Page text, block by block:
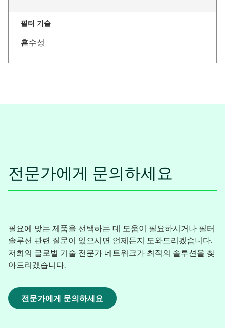
필터 기술
흡수성
전문가에게 문의하세요
필요에 맞는 제품을 선택하는 데 도움이 필요하시거나 필터
솔루션 관련 질문이 있으시면 언제든지 도와드리겠습니다.
저희의 글로벌 기술 전문가 네트워크가 최적의 솔루션을 찾
아드리겠습니다.
전문가에게 문의하세요
새